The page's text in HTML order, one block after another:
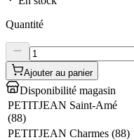
Quantité
Ajouter au panier
Disponibilité magasin
PETITJEAN Saint-Amé
(88)
PETITJEAN Charmes (88)